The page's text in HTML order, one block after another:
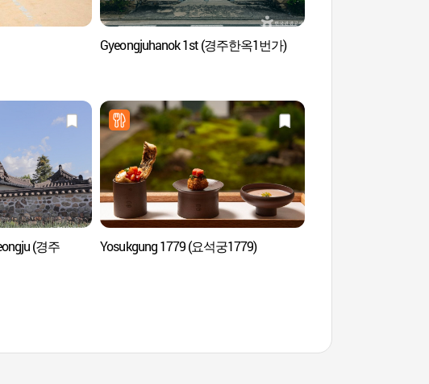
Gyeongjuhanok 1st (경주한옥1번가)
(경주
Yosukgung 1779 (요석궁1779)